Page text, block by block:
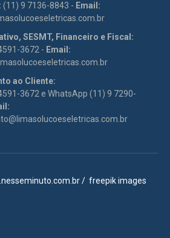
(11) 9 7136-8843 - Email:
SESMT, Financeiro e Fiscal:
3672 - Email:
ao Cliente:
3672 e WhatsApp (11) 9 7290-
/ freepik images